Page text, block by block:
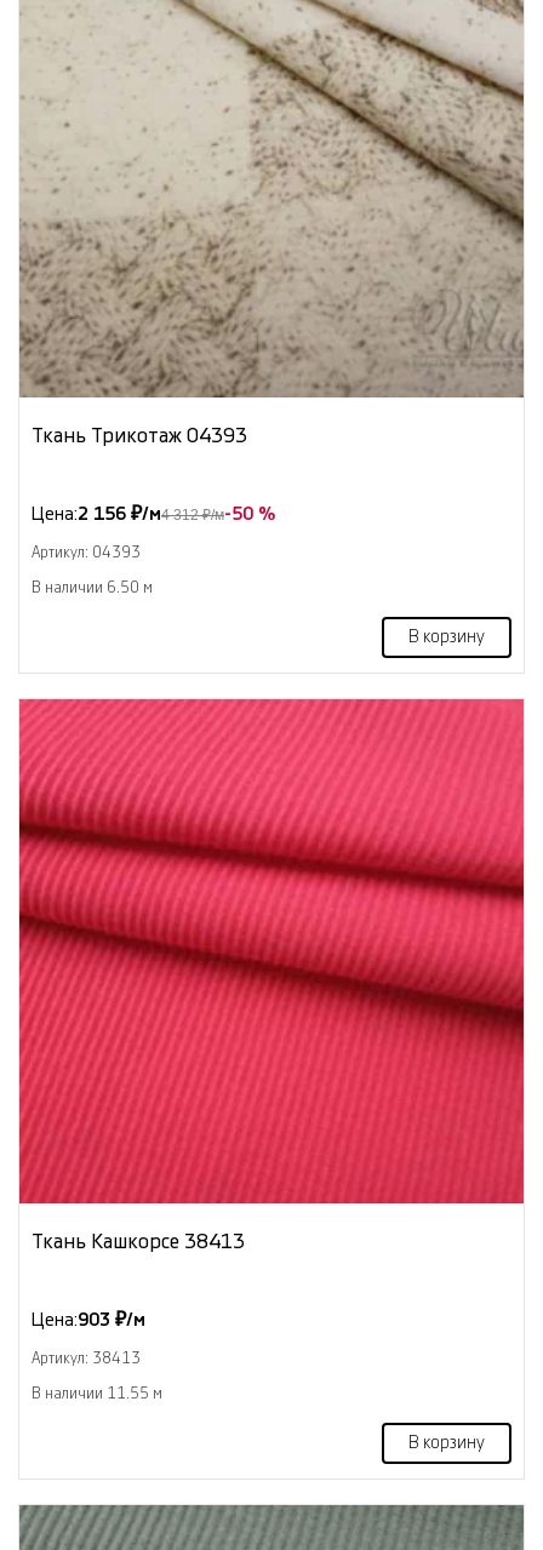
Ткань Трикотаж 04393
Цена:2 156 ₽/м4 312 ₽/м-50 %
Артикул: 04393
В наличии 6.50 м
В корзину
Ткань Кашкорсе 38413
Цена:903 ₽/м
Артикул: 38413
В наличии 11.55 м
В корзину